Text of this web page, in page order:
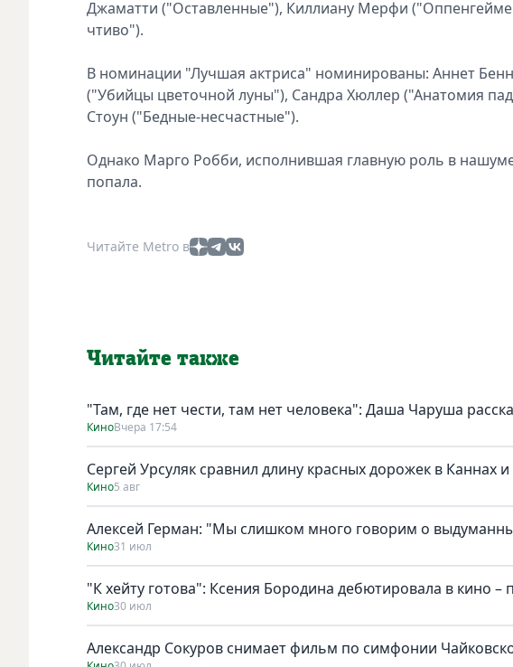
Джаматти ("Оставленные"), Киллиану Мерфи
чтиво").
В номинации "Лучшая актриса" номинированы: Аннет
("Убийцы цветочной луны"), Сандра Хюллер ("Анатомия
Стоун ("Бедные-несчастные").
Однако Марго Робби, исполнившая главную роль в
попала.
Читайте Metro в
Читайте также
"Там, где нет чести, там нет человека": Даша Чаруша
КиноВчера 17:54
Сергей Урсуляк сравнил длину красных дорожек в Каннах
Кино5 авг
Алексей Герман: "Мы слишком много говорим о
Кино31 июл
"К хейту готова": Ксения Бородина дебютировала в кино
Кино30 июл
Александр Сокуров снимает фильм по симфонии